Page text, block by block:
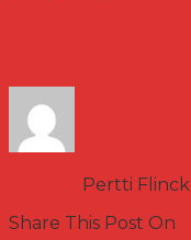
Pertti Flinck
Share This Post On